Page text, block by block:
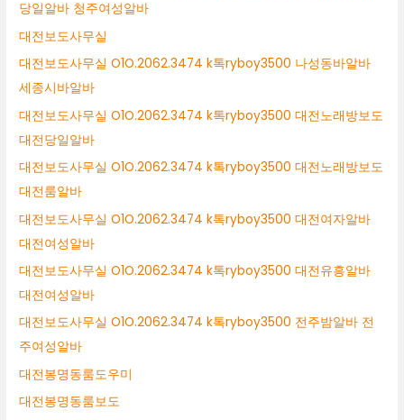
당일알바 청주여성알바
대전보도사무실
대전보도사무실 O1O.2062.3474 k톡ryboy3500 나성동바알바
세종시바알바
대전보도사무실 O1O.2062.3474 k톡ryboy3500 대전노래방보도
대전당일알바
대전보도사무실 O1O.2062.3474 k톡ryboy3500 대전노래방보도
대전룸알바
대전보도사무실 O1O.2062.3474 k톡ryboy3500 대전여자알바
대전여성알바
대전보도사무실 O1O.2062.3474 k톡ryboy3500 대전유흥알바
대전여성알바
대전보도사무실 O1O.2062.3474 k톡ryboy3500 전주밤알바 전
주여성알바
대전봉명동룸도우미
대전봉명동룸보도